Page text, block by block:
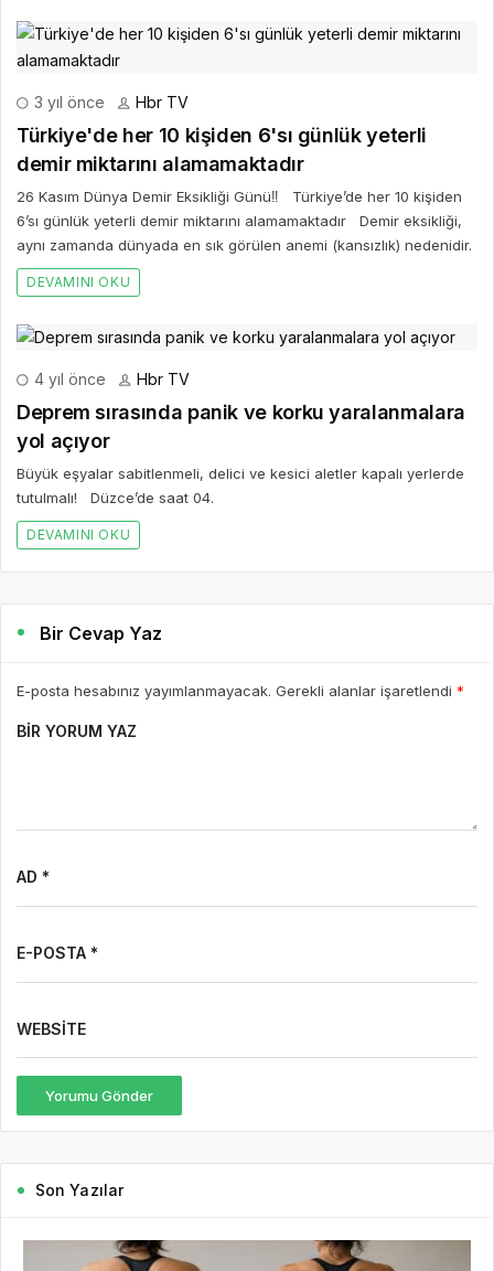
3 yıl önce Hbr TV
Türkiye'de her 10 kişiden 6'sı günlük yeterli
demir miktarını alamamaktadır
26 Kasım Dünya Demir Eksikliği Günü‼ Türkiye’de her 10 kişiden
6’sı günlük yeterli demir miktarını alamamaktadır Demir eksikliği,
aynı zamanda dünyada en sık görülen anemi (kansızlık) nedenidir.
DEVAMINI OKU
4 yıl önce Hbr TV
Deprem sırasında panik ve korku yaralanmalara
yol açıyor
Büyük eşyalar sabitlenmeli, delici ve kesici aletler kapalı yerlerde
tutulmalı! Düzce’de saat 04.
DEVAMINI OKU
Bir Cevap Yaz
E-posta hesabınız yayımlanmayacak. Gerekli alanlar işaretlendi *
BIR YORUM YAZ
AD *
E-POSTA *
WEBSITE
Yorumu Gönder
Son Yazılar